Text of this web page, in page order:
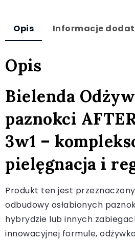
Opis Informacje
Opis
Bielenda
paznokci
3w1 –
pielęgnacja i
Produkt ten jest
odbudowy osłabionych
hybrydzie lub innych
innowacyjnej formule,